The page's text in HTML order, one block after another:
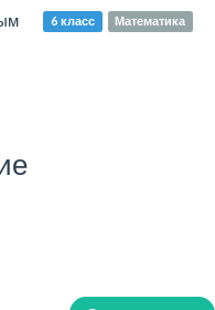
6 класс Математика